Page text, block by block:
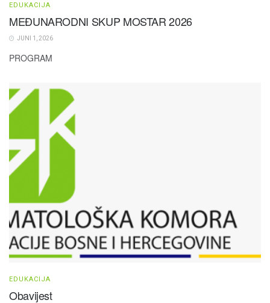
EDUKACIJA
MEĐUNARODNI SKUP MOSTAR 2026
JUNI 1, 2026
PROGRAM
EDUKACIJA
Obavijest